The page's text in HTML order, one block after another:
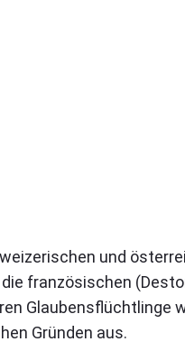
und
französischen
Glaubensflüchtlinge
Gründen aus.